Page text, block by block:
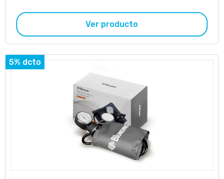
Ver producto
5% dcto